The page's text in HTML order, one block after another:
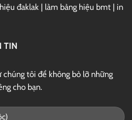
đaklak | làm bảng hiệu bmt | in
TIN
tôi để không bỏ lỡ những
cho bạn.